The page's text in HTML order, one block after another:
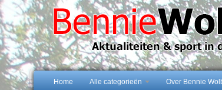
Home Alle categorieën Over Bennie